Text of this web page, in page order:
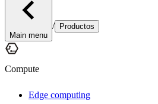
Main menu
/ Productos
Compute
Edge computing